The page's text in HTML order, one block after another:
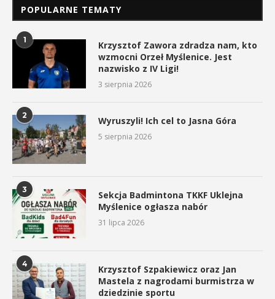
POPULARNE TEMATY
1
Krzysztof Zawora zdradza nam, kto
wzmocni Orzeł Myślenice. Jest
nazwisko z IV Ligi!
3 sierpnia 2026
2 Wyruszyli! Ich cel to Jasna Góra
5 sierpnia 2026
3
Sekcja Badmintona TKKF Uklejna
Myślenice ogłasza nabór
31 lipca 2026
4
Krzysztof Szpakiewicz oraz Jan
Mastela z nagrodami burmistrza w
dziedzinie sportu